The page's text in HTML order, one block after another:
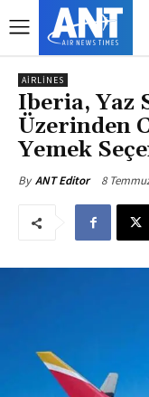
AIRLINES
Iberia, Yaz
Üzerinden
Yemek
By ANT Editor 8